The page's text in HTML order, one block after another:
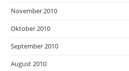
November 2010
Oktober 2010
September 2010
August 2010